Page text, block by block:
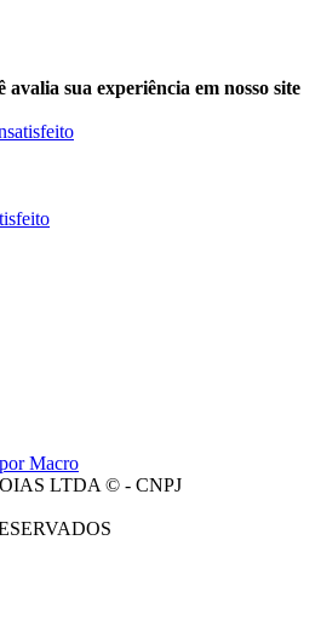
sua experiência em nosso site
por Macro
LTDA © - CNPJ